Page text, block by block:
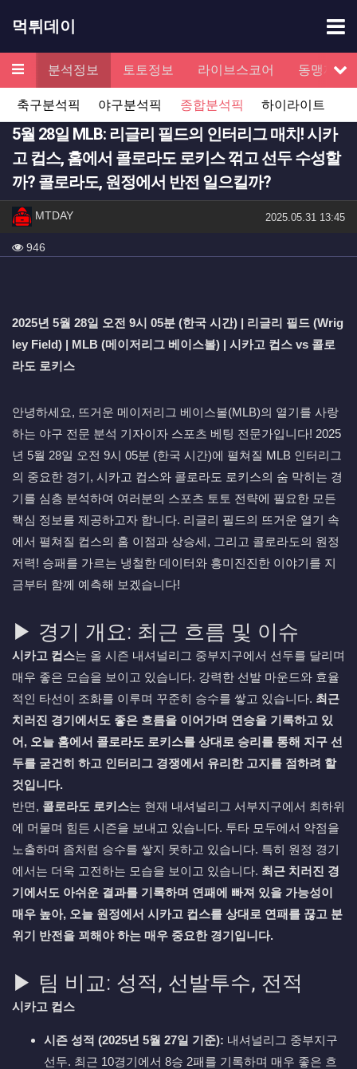
먹튀데이
메뉴
증 분석정보 토토정보 라이브스코어
동맹제휴
축구분석픽
야구분석픽 종합분석픽 하이라이트
5월 28일 MLB: 리글리 필드의 인터리그 매치! 시카
고 컵스, 홈에서 콜로라도 로키스 꺾고 선두 수성할
까? 콜로라도, 원정에서 반전 일으킬까?
작성자 정보
MTDAY작성 작성일
2025.05.31 13:45
컨텐츠 정보
946
2025년 5월 28일 오전 9시 05분 (한국 시간) | 리글리 필드 (Wrig
ley Field) | MLB (메이저리그 베이스볼) | 시카고 컵스 vs 콜로
라도 로키스
안녕하세요, 뜨거운 메이저리그 베이스볼(MLB)의 열기를 사랑
하는 야구 전문 분석 기자이자 스포츠 베팅 전문가입니다! 2025
년 5월 28일 오전 9시 05분 (한국 시간)에 펼쳐질 MLB 인터리그
의 중요한 경기, 시카고 컵스와 콜로라도 로키스의 숨 막히는 경
기를 심층 분석하여 여러분의 스포츠 토토 전략에 필요한 모든
핵심 정보를 제공하고자 합니다. 리글리 필드의 뜨거운 열기 속
에서 펼쳐질 컵스의 홈 이점과 상승세, 그리고 콜로라도의 원정
저력! 승패를 가르는 냉철한 데이터와 흥미진진한 이야기를 지
금부터 함께 예측해 보겠습니다!
▶ 경기 개요: 최근 흐름 및 이슈
시카고 컵스는 올 시즌 내셔널리그 중부지구에서 선두를 달리며
매우 좋은 모습을 보이고 있습니다. 강력한 선발 마운드와 효율
적인 타선이 조화를 이루며 꾸준히 승수를 쌓고 있습니다. 최근
치러진 경기에서도 좋은 흐름을 이어가며 연승을 기록하고 있
어, 오늘 홈에서 콜로라도 로키스를 상대로 승리를 통해 지구 선
두를 굳건히 하고 인터리그 경쟁에서 유리한 고지를 점하려 할
것입니다.
반면, 콜로라도 로키스는 현재 내셔널리그 서부지구에서 최하위
에 머물며 힘든 시즌을 보내고 있습니다. 투타 모두에서 약점을
노출하며 좀처럼 승수를 쌓지 못하고 있습니다. 특히 원정 경기
에서는 더욱 고전하는 모습을 보이고 있습니다. 최근 치러진 경
기에서도 아쉬운 결과를 기록하며 연패에 빠져 있을 가능성이
매우 높아, 오늘 원정에서 시카고 컵스를 상대로 연패를 끊고 분
위기 반전을 꾀해야 하는 매우 중요한 경기입니다.
▶ 팀 비교: 성적, 선발투수, 전적
시카고 컵스
시즌 성적 (2025년 5월 27일 기준): 내셔널리그 중부지구
선두. 최근 10경기에서 8승 2패를 기록하며 매우 좋은 흐